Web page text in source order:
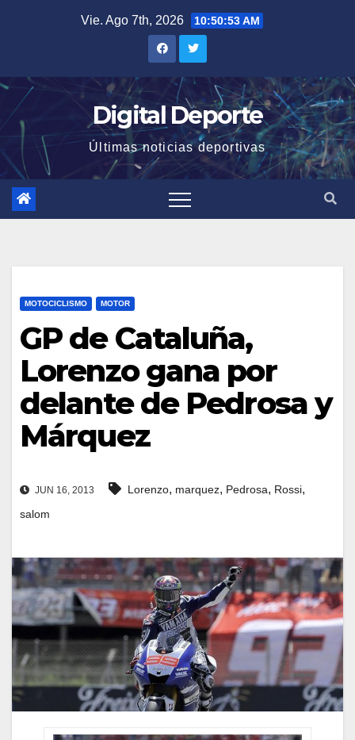
Vie. Ago 7th, 2026 10:50:54 AM
Digital Deporte
Últimas noticias deportivas
MOTOCICLISMO MOTOR
GP de Cataluña,
Lorenzo gana por
delante de Pedrosa y
Márquez
JUN 16, 2013 Lorenzo, marquez, Pedrosa, Rossi,
salom